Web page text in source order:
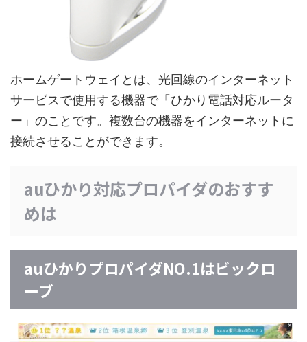
ホームゲートウェイとは、光回線のインターネット
サービスで使用する機器で「ひかり電話対応ルータ
ー」のことです。複数台の機器をインターネットに
接続させることができます。
auひかり対応プロパイダのおすす
めは
auひかりプロパイダNO.1はビックロ
ーブ